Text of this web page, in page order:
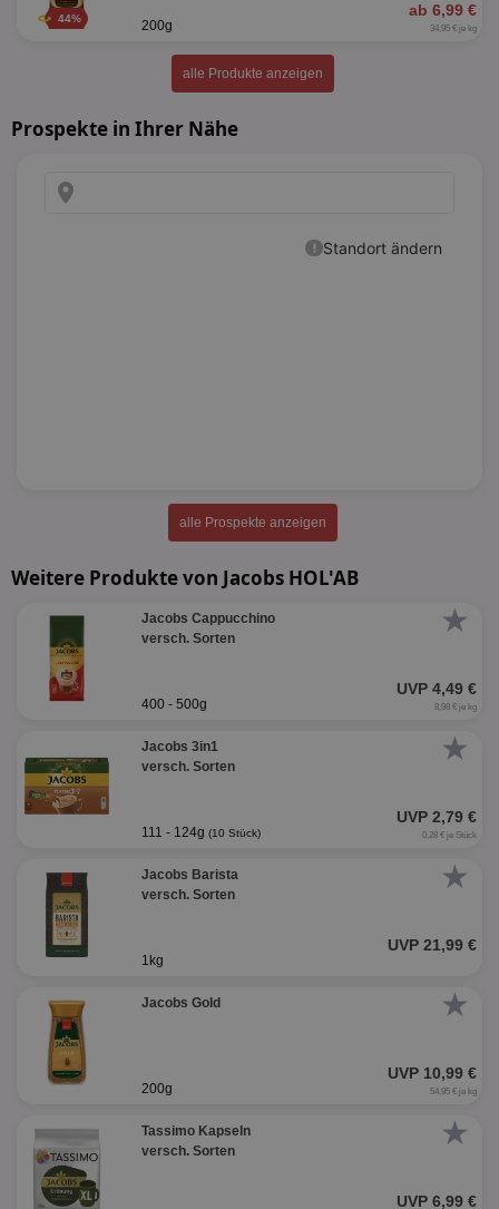
44% ab 6,99 €
200g 34,95 € je kg
alle Produkte anzeigen
Prospekte in Ihrer Nähe
alle Prospekte anzeigen
Weitere Produkte von Jacobs HOL'AB
★
Jacobs Cappucchino
versch. Sorten
UVP 4,49 €
400 - 500g 8,98 € je kg
★
Jacobs 3in1
versch. Sorten
UVP 2,79 €
111 - 124g (10 Stück) 0,28 € je Stück
★
Jacobs Barista
versch. Sorten
UVP 21,99 €
1kg
★
Jacobs Gold
UVP 10,99 €
200g 54,95 € je kg
★
Tassimo Kapseln
versch. Sorten
UVP 6,99 €